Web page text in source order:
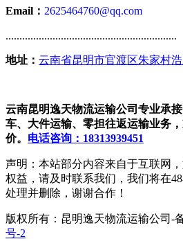
Email： 2625464760@qq.com
..............................................................
地址： 云南省昆明市官渡区朱家村
云南昆明逸天物流运输公司专业承
车、大件运输、零担往返运输业务
价。 电话咨询：18313939451
声明：本站部分内容来自于互联网
权益，请及时联系我们，我们将在
处理并删除，谢谢合作！
版权所有：昆明逸天物流运输公司-
号-2